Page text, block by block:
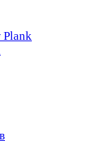
Plank